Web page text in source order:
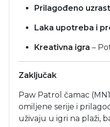
Prilagođeno
Laka upotreba i
Kreativna igra –
Zaključak
Paw Patrol čamac
omiljene serije i
uživaju u igri na plaži,